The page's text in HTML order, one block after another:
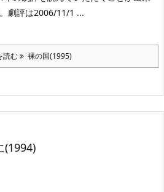
劇評は2006/11/1 ...
読む 裸の国(1995)
(1994)